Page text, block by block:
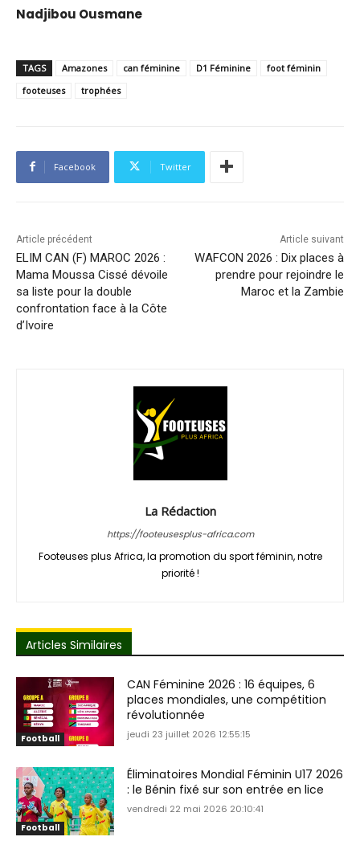
Nadjibou Ousmane
TAGS Amazones can féminine D1 Féminine
foot féminin
footeuses
trophées
Facebook Twitter
Article précédent
ELIM CAN (F) MAROC 2026 :
Mama Moussa Cissé dévoile
sa liste pour la double
confrontation face à la Côte
d’Ivoire
Article suivant
WAFCON 2026 : Dix places à
prendre pour rejoindre le
Maroc et la Zambie
La Rédaction
https://footeusesplus-africa.com
Footeuses plus Africa, la promotion du sport féminin, notre
priorité !
Articles Similaires
Football
CAN Féminine 2026 : 16 équipes, 6
places mondiales, une compétition
révolutionnée
jeudi 23 juillet 2026 12:55:15
Football
Éliminatoires Mondial Féminin U17 2026
: le Bénin fixé sur son entrée en lice
vendredi 22 mai 2026 20:10:41